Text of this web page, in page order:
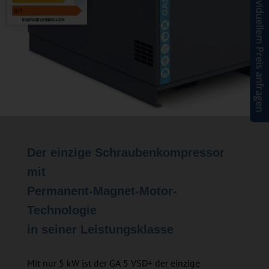
Der einzige Schraubenkompressor
mit
Permanent-Magnet-Motor-
Technologie
in seiner Leistungsklasse
Mit nur 5 kW ist der GA 5 VSD+ der einzige